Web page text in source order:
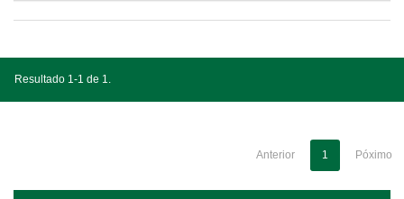
Resultado 1-1 de 1.
Anterior 1 Póximo